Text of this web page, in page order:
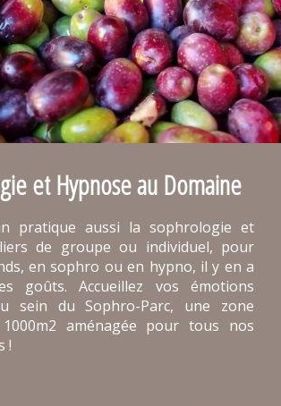
et Hypnose au Domaine
pratique aussi la sophrologie et
de groupe ou individuel, pour
en sophro ou en hypno, il y en a
goûts. Accueillez vos émotions
sein du Sophro-Parc, une zone
aménagée pour tous nos
!